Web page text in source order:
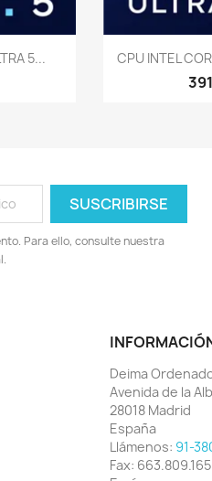
5... 
CPU INTEL
Para ello, consulte nuestra
Deima
Avenida de la
28018 Madrid
España
Llámenos: 91-
Fax: 663.809.165